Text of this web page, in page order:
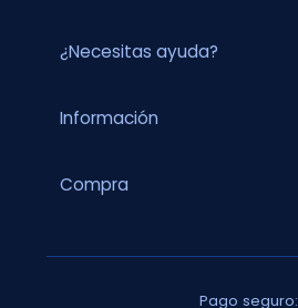
¿Necesitas ayuda?
Información
Compra
Pago seguro: